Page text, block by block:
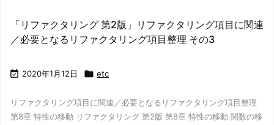
「リファクタリング 第2版」リファクタリング項目に関連
／必要となるリファクタリング項目整理 その3
 2020年1月12日  etc
リファクタリング項目に関連／必要となるリファクタリング項目整理
第8章 特性の移動 リファクタリング 第2版 第8章 特性の移動 関数の移